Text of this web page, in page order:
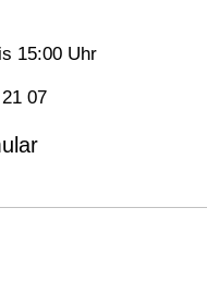
15:00 Uhr
07